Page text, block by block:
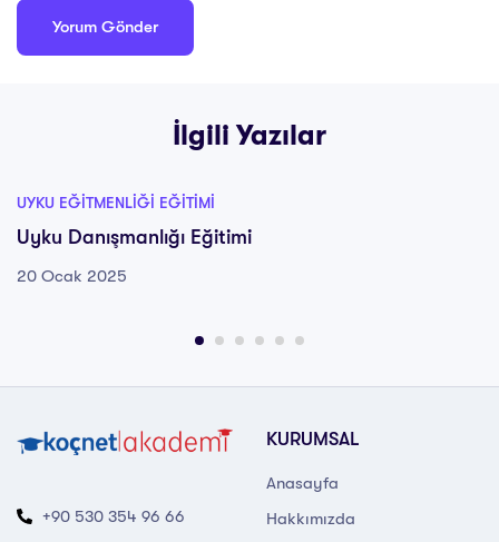
İlgili Yazılar
UYKU EĞITMENLIĞI EĞITIMI
Uyku Danışmanlığı Eğitimi
20 Ocak 2025
+90 530 354 96 66
KURUMSAL
Anasayfa
Hakkımızda